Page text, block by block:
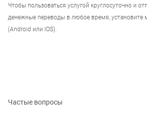
Чтобы пользоваться услугой круглосуточно и
денежные переводы в любое время, установите
(Android или IOS).
Частые вопросы